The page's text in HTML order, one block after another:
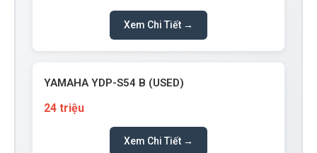
Xem Chi Tiết →
YAMAHA YDP-S54 B (USED)
24 triệu
Xem Chi Tiết →